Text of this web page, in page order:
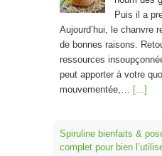
Puis il a
Aujourd’hui, le chanvre
de bonnes raisons.
ressources
peut apporter à votre
mouvementée,… [...]
Spiruline bienfaits &
complet pour bien